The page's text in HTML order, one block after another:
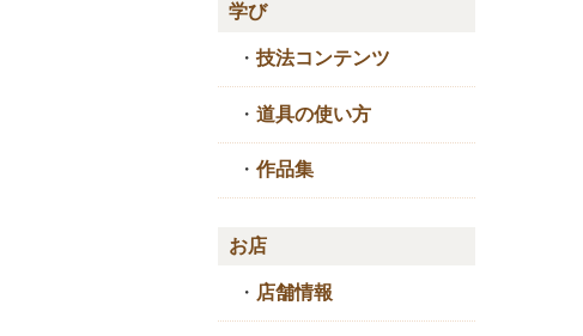
学び
・ 技法コンテンツ
・ 道具の使い方
・ 作品集
お店
・ 店舗情報